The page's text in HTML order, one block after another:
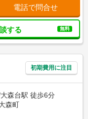
電話で問合せ
する 無料
初期費用に注目
森台駅 徒歩6分
森町